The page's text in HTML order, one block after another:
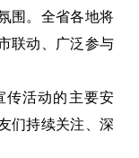
围。全省各地将
联动、广泛参与
传活动的主要安
们持续关注、深